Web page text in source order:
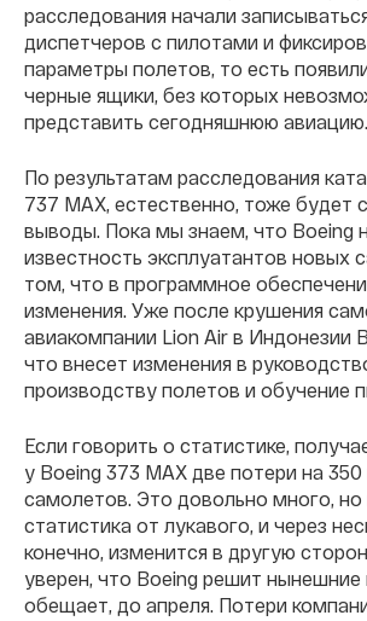
расследования начали
диспетчеров с пилотами и
параметры полетов, то есть
черные ящики, без которых
представить сегодняшнюю авиацию.
По результатам расследования
737 MAX, естественно, тоже будет
выводы. Пока мы знаем, что Boeing
известность эксплуатантов новых
том, что в программное
изменения. Уже после крушения
авиакомпании Lion Air в Индонезии
что внесет изменения в
производству полетов и обучение
Если говорить о статистике,
у Boeing 373 MAX две потери на
самолетов. Это довольно много, но
статистика от лукавого, и через
конечно, изменится в другую
уверен, что Boeing решит нынешние
обещает, до апреля. Потери